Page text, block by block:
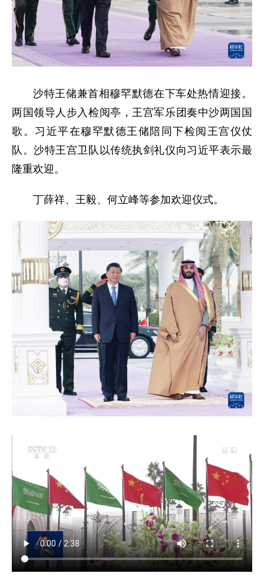
沙特王储兼首相穆罕默德在下车处热情迎接。
两国领导人步入检阅亭，王宫军乐团奏中沙两国国
歌。习近平在穆罕默德王储陪同下检阅王宫仪仗
队。沙特王宫卫队以传统执剑礼仪向习近平表示最
隆重欢迎。
丁薛祥、王毅、何立峰等参加欢迎仪式。